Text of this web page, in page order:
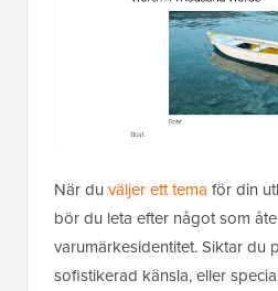
När du väljer ett tema för din
bör du leta efter något som
varumärkesidentitet. Siktar du
sofistikerad känsla, eller